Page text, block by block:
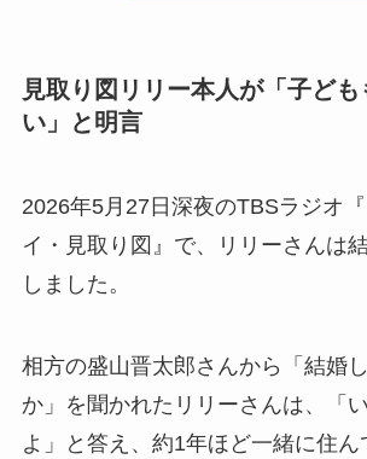
見取り図リリー本人が「子ど
い」と明言
2026年5月27日深夜のTBSラジオ
イ・見取り図』で、リリーさんは
しました。
相方の盛山晋太郎さんから「結婚
か」を聞かれたリリーさんは、「
よ」と答え、約1年ほど一緒に住ん